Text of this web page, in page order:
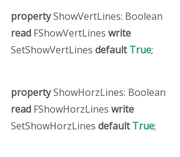
propertyShowVertLines: Boolean
read FShowVertLines write
SetShowVertLines defaultTrue;
propertyShowHorzLines: Boolean
read FShowHorzLines write
SetShowHorzLines defaultTrue;